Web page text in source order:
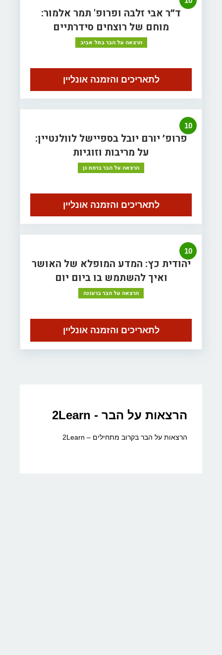
ד״ר אבי זלבה ופרופ' תמר אלמור:
מוחם של רוצחים סידרתיים
הרצאה על הבר בתל אביב
לתאריכים והזמנה אונליין
10
פרופ׳ יורם יובל בספיישל לוולנטיין:
על מריבות וזוגיות
הרצאה על הבר ברמת גן
לתאריכים והזמנה אונליין
10
יהודית כץ: המדע המופלא של האושר
ואיך להשתמש בו ביום יום
הרצאה על הבר ברעננה
לתאריכים והזמנה אונליין
הרצאות על הבר - 2Learn
הרצאות על הבר בקרוב מתחילים – 2Learn